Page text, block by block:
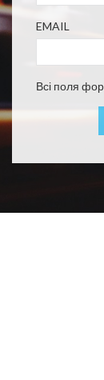
EMAIL
Всі поля